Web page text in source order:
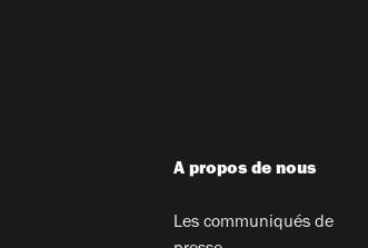
A propos de nous
Les communiqués de